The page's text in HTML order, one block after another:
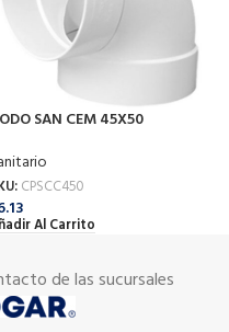
SAN CEM 45X50
CPSCC450
Al Carrito
de las sucursales